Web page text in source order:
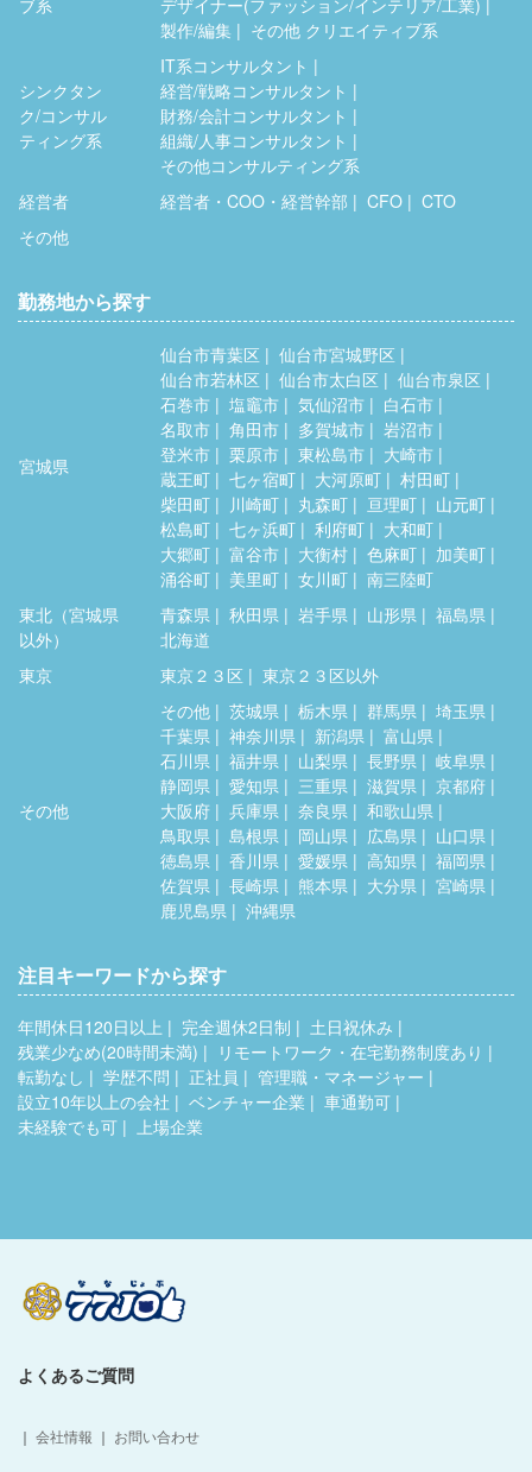
製作/編集
その他 クリエイティブ系
シンクタン
ク/コンサル
ティング系
IT系コンサルタント
経営/戦略コンサルタント
財務/会計コンサルタント
組織/人事コンサルタント
その他コンサルティング系
経営者
経営者・COO・経営幹部 CFO
CTO
その他
勤務地から探す
宮城県
仙台市青葉区
仙台市宮城野区
仙台市若林区
仙台市太白区
仙台市泉区
石巻市
塩竈市 気仙沼市
白石市
名取市
角田市 多賀城市
岩沼市
登米市
栗原市 東松島市
大崎市
蔵王町
七ヶ宿町 大河原町
村田町
柴田町
川崎町 丸森町 亘理町
山元町
松島町
七ヶ浜町 利府町
大和町
大郷町
富谷市 大衡村 色麻町
加美町
涌谷町
美里町 女川町
南三陸町
東北（宮城県
以外）
青森県 秋田県 岩手県 山形県
福島県
北海道
東京
東京２３区 東京２３区以外
その他
その他 茨城県 栃木県 群馬県
埼玉県
千葉県
神奈川県 新潟県
富山県
石川県
福井県 山梨県 長野県
岐阜県
静岡県
愛知県 三重県 滋賀県
京都府
大阪府
兵庫県 奈良県
和歌山県
鳥取県
島根県 岡山県 広島県
山口県
徳島県
香川県 愛媛県 高知県
福岡県
佐賀県
長崎県 熊本県 大分県
宮崎県
鹿児島県
沖縄県
注目キーワードから探す
年間休日120日以上 完全週休2日制
土日祝休み
残業少なめ(20時間未満)
リモートワーク・在宅勤務制度あり
転勤なし
学歴不問 正社員
管理職・マネージャー
設立10年以上の会社
ベンチャー企業
車通勤可
未経験でも可
上場企業
よくあるご質問
｜ 会社情報 ｜ お問い合わせ